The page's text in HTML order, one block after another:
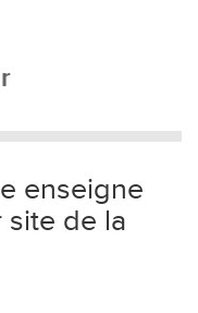
enseigne
site de la